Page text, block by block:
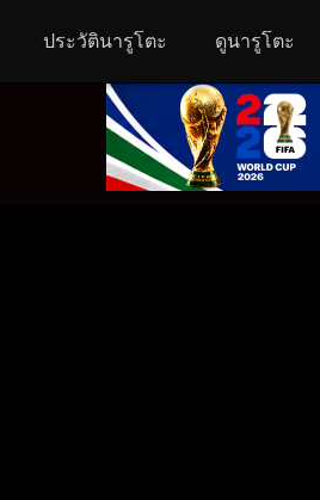
ประวัตินารูโตะ ดูนารูโตะ